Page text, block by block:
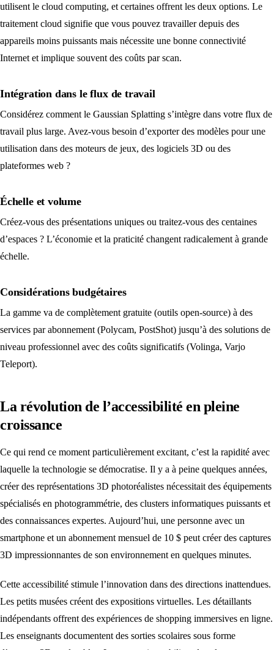
utilisent le cloud computing, et certaines offrent les deux options. Le
traitement cloud signifie que vous pouvez travailler depuis des
appareils moins puissants mais nécessite une bonne connectivité
Internet et implique souvent des coûts par scan.
Intégration dans le flux de travail
Considérez comment le Gaussian Splatting s’intègre dans votre flux de
travail plus large. Avez-vous besoin d’exporter des modèles pour une
utilisation dans des moteurs de jeux, des logiciels 3D ou des
plateformes web ?
Échelle et volume
Créez-vous des présentations uniques ou traitez-vous des centaines
d’espaces ? L’économie et la praticité changent radicalement à grande
échelle.
Considérations budgétaires
La gamme va de complètement gratuite (outils open-source) à des
services par abonnement (Polycam, PostShot) jusqu’à des solutions de
niveau professionnel avec des coûts significatifs (Volinga, Varjo
Teleport).
La révolution de l’accessibilité en pleine
croissance
Ce qui rend ce moment particulièrement excitant, c’est la rapidité avec
laquelle la technologie se démocratise. Il y a à peine quelques années,
créer des représentations 3D photoréalistes nécessitait des équipements
spécialisés en photogrammétrie, des clusters informatiques puissants et
des connaissances expertes. Aujourd’hui, une personne avec un
smartphone et un abonnement mensuel de 10 $ peut créer des captures
3D impressionnantes de son environnement en quelques minutes.
Cette accessibilité stimule l’innovation dans des directions inattendues.
Les petits musées créent des expositions virtuelles. Les détaillants
indépendants offrent des expériences de shopping immersives en ligne.
Les enseignants documentent des sorties scolaires sous forme